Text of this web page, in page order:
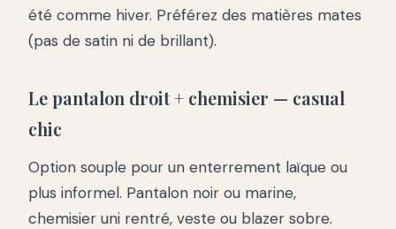
été comme hiver. Préférez des matières mates
(pas de satin ni de brillant).
Le pantalon droit + chemisier — casual
chic
Option souple pour un enterrement laïque ou
plus informel. Pantalon noir ou marine,
chemisier uni rentré, veste ou blazer sobre.